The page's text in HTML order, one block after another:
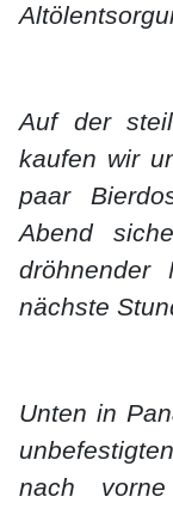
Auf der
kaufen wir
paar
Abend
dröhnender
nächste
Unten in
nach